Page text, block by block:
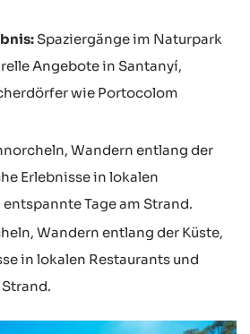
Spaziergänge im Naturpark
Angebote in Santanyí,
wie Portocolom
Wandern entlang der
Erlebnisse in lokalen
Tage am Strand.
Wandern entlang der Küste,
in lokalen Restaurants und